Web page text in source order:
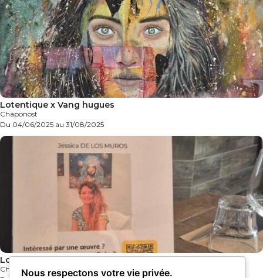
Lotentique x Vang hugues
Chaponost
Du 04/06/2025 au 31/08/2025
Lotentique x Jessica De Los Muros
ChaponostNous respectons votre vie privée.